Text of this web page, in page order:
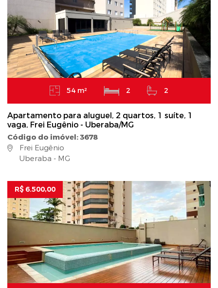
54 m² 2 2
Apartamento para aluguel, 2 quartos, 1 suíte, 1
vaga, Frei Eugênio - Uberaba/MG
Código do imóvel: 3678
Frei Eugênio
Uberaba - MG
R$ 6.500,00